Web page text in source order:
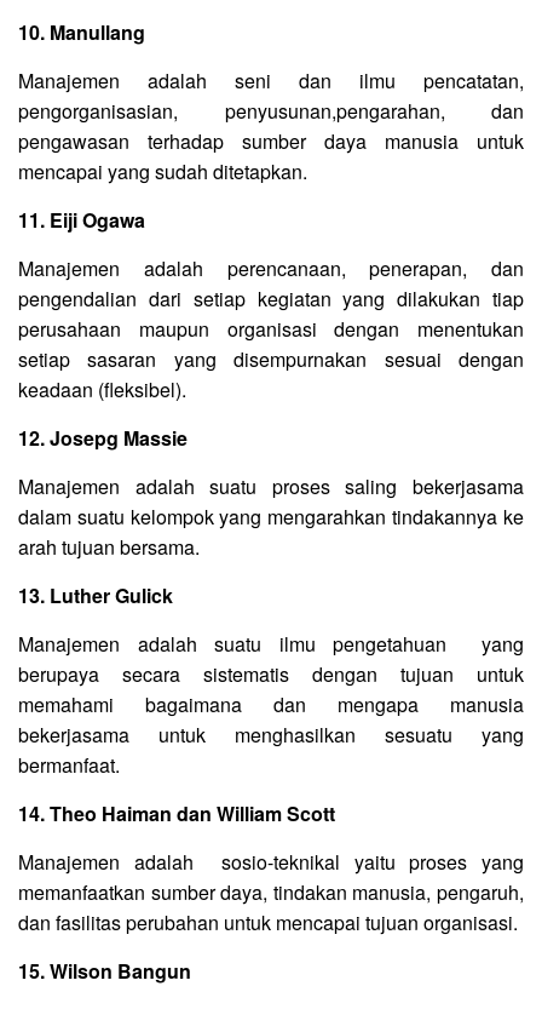
10. Manullang
Manajemen adalah seni dan ilmu pencatatan,
pengorganisasian, penyusunan,pengarahan, dan
pengawasan terhadap sumber daya manusia untuk
mencapai yang sudah ditetapkan.
11. Eiji Ogawa
Manajemen adalah perencanaan, penerapan, dan
pengendalian dari setiap kegiatan yang dilakukan tiap
perusahaan maupun organisasi dengan menentukan
setiap sasaran yang disempurnakan sesuai dengan
keadaan (fleksibel).
12. Josepg Massie
Manajemen adalah suatu proses saling bekerjasama
dalam suatu kelompok yang mengarahkan tindakannya ke
arah tujuan bersama.
13. Luther Gulick
Manajemen adalah suatu ilmu pengetahuan yang
berupaya secara sistematis dengan tujuan untuk
memahami bagaimana dan mengapa manusia
bekerjasama untuk menghasilkan sesuatu yang
bermanfaat.
14. Theo Haiman dan William Scott
Manajemen adalah sosio-teknikal yaitu proses yang
memanfaatkan sumber daya, tindakan manusia, pengaruh,
dan fasilitas perubahan untuk mencapai tujuan organisasi.
15. Wilson Bangun